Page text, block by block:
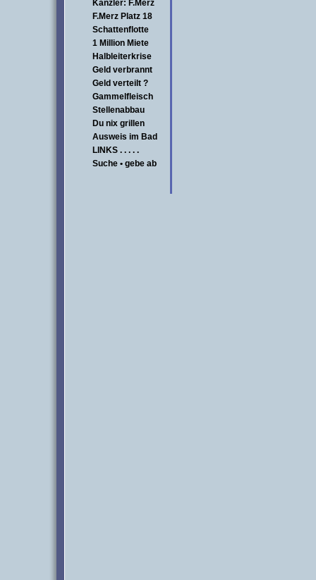
Kanzler: F.Merz
F.Merz Platz 18
Schattenflotte
1 Million Miete
Halbleiterkrise
Geld verbrannt
Geld verteilt ?
Gammelfleisch
Stellenabbau
Du nix grillen
Ausweis im Bad
LINKS . . . . .
Suche • gebe ab